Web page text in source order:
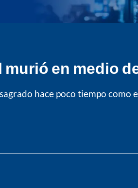
en medio
hace poco tiempo como